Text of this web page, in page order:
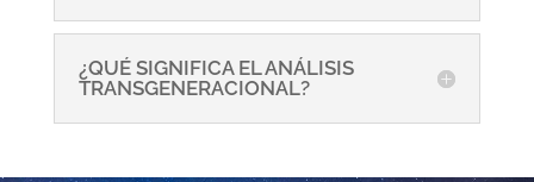
¿QUÉ SIGNIFICA EL ANÁLISIS
TRANSGENERACIONAL?